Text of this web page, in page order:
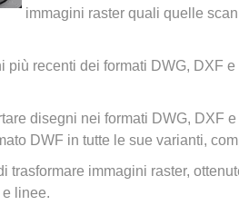
immagini raster quali quelle
più recenti dei formati DWG, DXF
disegni nei formati DWG, DXF
DWF in tutte le sue varianti,
trasformare immagini raster,
linee.